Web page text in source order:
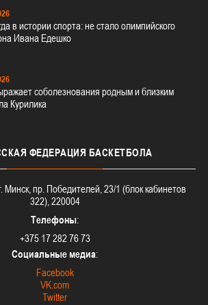
в истории спорта: не стало олимпийского
Ивана Едешко
соболезнования родным и близким
Курилика
ФЕДЕРАЦИЯ БАСКЕТБОЛА
Минск, пр. Победителей, 23/1 (блок кабинетов
322), 220004
Телефоны:
+375 17 282 76 73
Социальные медиа:
Facebook
VK.com
Twitter